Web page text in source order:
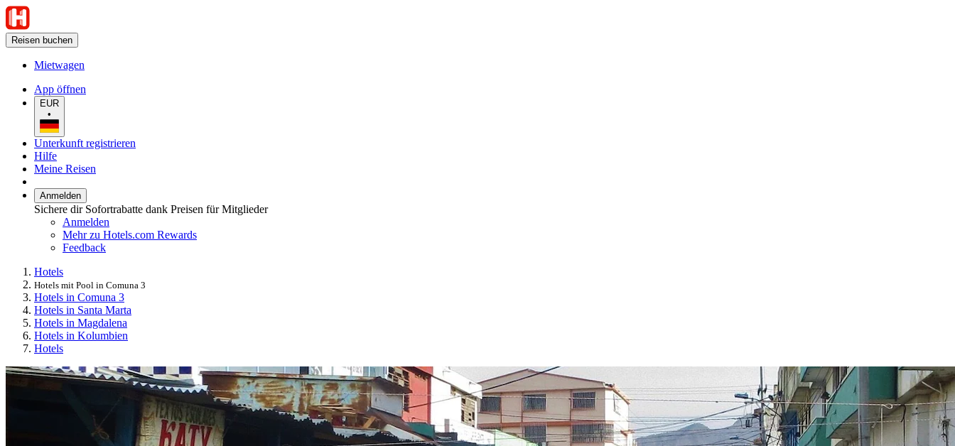
Reisen buchen
Mietwagen
App öffnen
EUR
•
Unterkunft registrieren
Hilfe
Meine Reisen
Anmelden
Sichere dir Sofortrabatte dank Preisen für Mitglieder
Anmelden
Mehr zu Hotels.com Rewards
Feedback
Hotels
Hotels mit Pool in Comuna 3
Hotels in Comuna 3
Hotels in Santa Marta
Hotels in Magdalena
Hotels in Kolumbien
Hotels